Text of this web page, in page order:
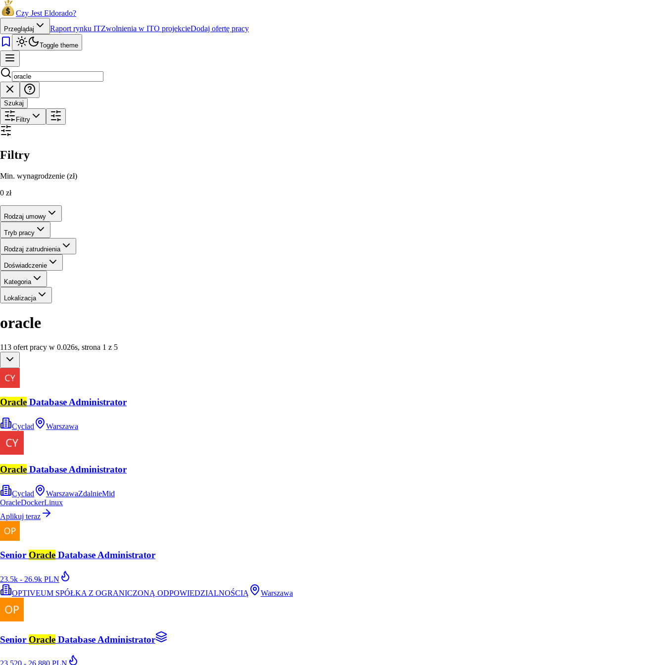
Czy Jest Eldorado?
Przeglądaj Raport rynku ITZwolnienia w ITO projekcieDodaj ofertę pracy
Toggle theme
Szukaj
Filtry
Filtry
Min. wynagrodzenie (zł)
0 zł
Rodzaj umowy
Tryb pracy
Rodzaj zatrudnienia
Doświadczenie
Kategoria
Lokalizacja
oracle
113 ofert pracy w 0.026s, strona 1 z 5
Oracle Database Administrator
Cyclad Warszawa
Oracle Database Administrator
Cyclad WarszawaZdalnieMid
OracleDockerLinux
Aplikuj teraz
Senior Oracle Database Administrator
23.5k - 26.9k PLN
OPTIVEUM SPÓŁKA Z OGRANICZONĄ ODPOWIEDZIALNOŚCIĄ
Warszawa
Senior Oracle Database Administrator